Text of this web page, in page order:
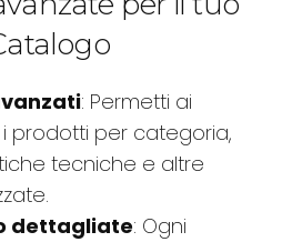
: Permetti ai
prodotti per categoria,
tecniche e altre
dettagliate: Ogni